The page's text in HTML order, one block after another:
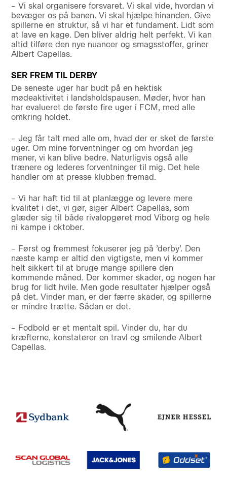
– Vi skal organisere forsvaret. Vi skal vide, hvordan vi
bevæger os på banen. Vi skal hjælpe hinanden. Give
spillerne en struktur, så vi har et fundament. Lidt som
at lave en kage. Den bliver aldrig helt perfekt. Vi kan
altid tilføre den nye nuancer og smagsstoffer, griner
Albert Capellas.
SER FREM TIL DERBY
De seneste uger har budt på en hektisk
mødeaktivitet i landsholdspausen. Møder, hvor han
har evalueret de første fire uger i FCM, med alle
omkring holdet.
– Jeg får talt med alle om, hvad der er sket de første
uger. Om mine forventninger og om hvordan jeg
mener, vi kan blive bedre. Naturligvis også alle
trænere og lederes forventninger til mig. Det hele
handler om at presse klubben fremad.
– Vi har haft tid til at planlægge og levere mere
kvalitet i det, vi gør, siger Albert Capellas, som
glæder sig til både rivalopgøret mod Viborg og hele
ni kampe i oktober.
– Først og fremmest fokuserer jeg på ’derby’. Den
næste kamp er altid den vigtigste, men vi kommer
helt sikkert til at bruge mange spillere den
kommende måned. Der kommer skader, og nogen har
brug for lidt hvile. Men gode resultater hjælper også
på det. Vinder man, er der færre skader, og spillerne
er mindre trætte. Sådan er det.
– Fodbold er et mentalt spil. Vinder du, har du
kræfterne, konstaterer en travl og smilende Albert
Capellas.